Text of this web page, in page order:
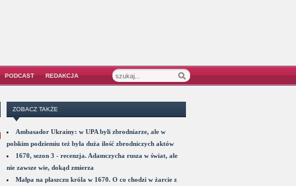
PODCAST REDAKCJA
ZOBACZ TAKŻE
Ambasador Ukrainy: w UPA byli zbrodniarze, ale w
polskim podziemiu też była duża ilość zbrodniczych aktów
1670, sezon 3 - recenzja. Adamczycha rusza w świat, ale
nie zawsze wie, dokąd zmierza
Małpa na płaszczu króla w 1670. O co chodzi w żarcie z